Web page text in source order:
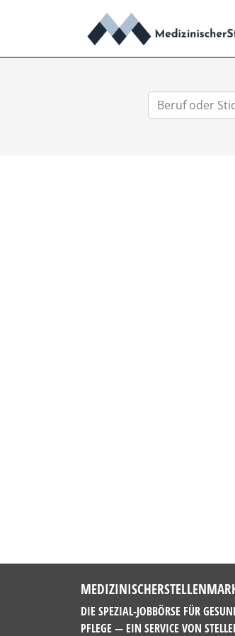
DIE SPEZIAL-JOBBÖRSE FÜR
PFLEGE — EIN SERVICE VON